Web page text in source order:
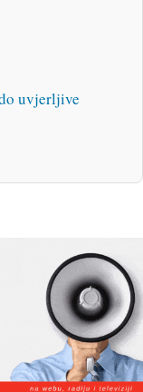
uvjerljive